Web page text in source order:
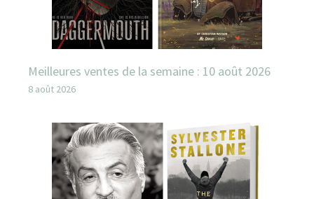
Meilleures ventes de la semaine : 10 août 2026
8 août 2026